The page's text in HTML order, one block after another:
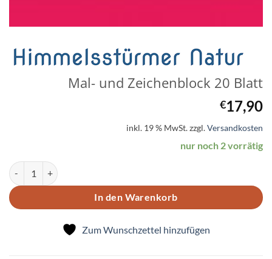
Mal- und Zeichenblock 20 Blatt
€17,90
inkl. 19 % MwSt.zzgl.Versandkosten
nur noch 2 vorrätig
Mal- und Zeichenblock 20 Blatt Menge
In den Warenkorb
Zum Wunschzettel hinzufügen